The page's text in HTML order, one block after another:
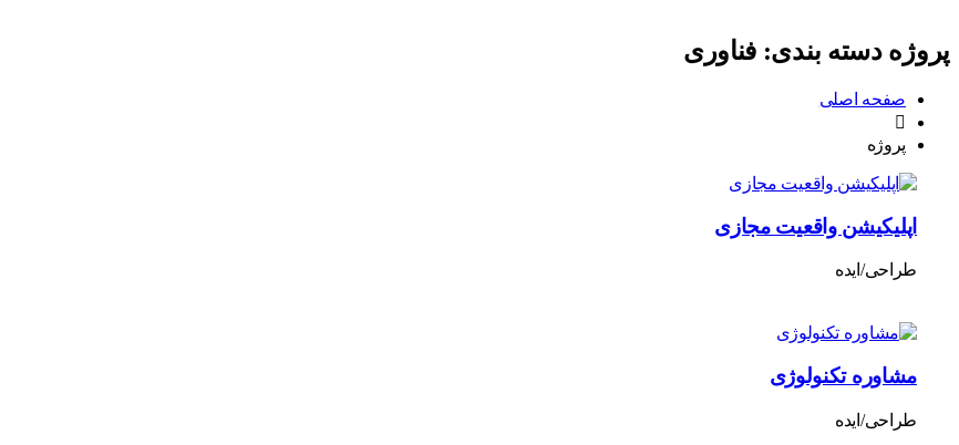
پروژه دسته بندی: فناوری
صفحه اصلی
پروژه
اپلیکیشن واقعیت مجازی
طراحی/ایده
مشاوره تکنولوژی
طراحی/ایده